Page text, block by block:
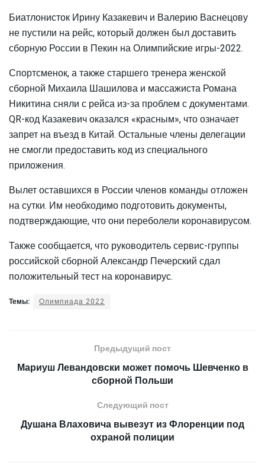
Биатлонисток Ирину Казакевич и Валерию Васнецову
не пустили на рейс, который должен был доставить
сборную России в Пекин на Олимпийские игры-2022.
Спортсменок, а также старшего тренера женской
сборной Михаила Шашилова и массажиста Романа
Никитина сняли с рейса из-за проблем с документами.
QR-код Казакевич оказался «красным», что означает
запрет на въезд в Китай. Остальные члены делегации
не смогли предоставить код из специального
приложения.
Вылет оставшихся в России членов команды отложен
на сутки. Им необходимо подготовить документы,
подтверждающие, что они переболели коронавирусом.
Также сообщается, что руководитель сервис-группы
российской сборной Александр Печерский сдал
положительный тест на коронавирус.
Темы: Олимпиада 2022
Предыдущий пост
Мариуш Левандовски может помочь Шевченко в
сборной Польши
Следующий пост
Душана Влаховича вывезут из Флоренции под
охраной полиции